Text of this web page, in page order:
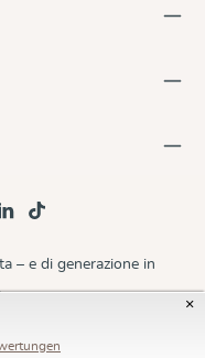
un'ampia gamma di
È morbido fin dall'inizio
biologica Colori
modo confortevole e
il tempo in cui lo si
– e di generazione in
×